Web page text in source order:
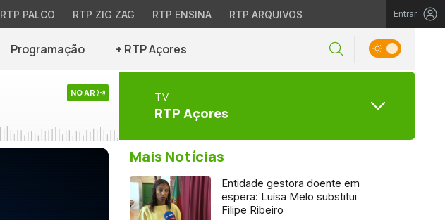
RTP PALCO RTP ZIG ZAG RTP ENSINA RTP ARQUIVOS Entrar
Programação + RTP Açores
NO AR TV
RTP Açores
Mais Notícias
Entidade gestora doente em
espera: Luísa Melo substitui
Filipe Ribeiro